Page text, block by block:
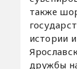
также
истории
дружбы